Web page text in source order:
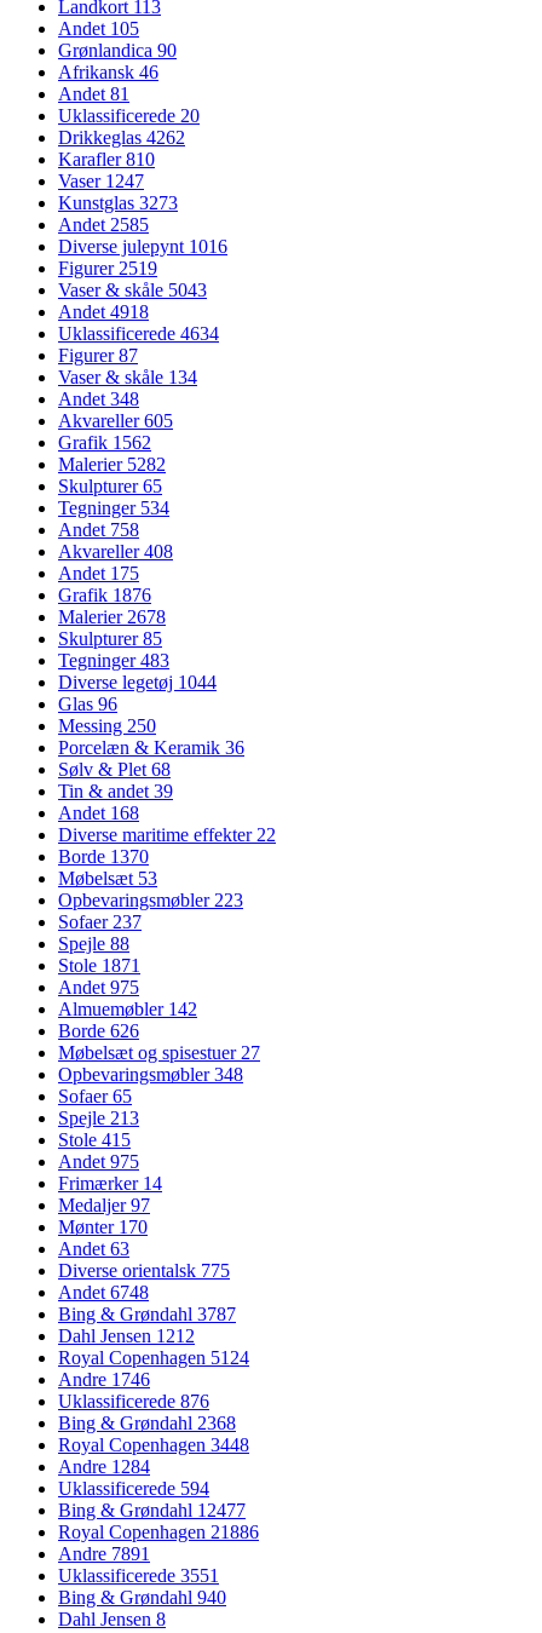
Landkort 113
Andet 105
Grønlandica 90
Afrikansk 46
Andet81
Uklassificerede 20
Drikkeglas 4262
Karafler810
Vaser 1247
Kunstglas 3273
Andet2585
Diverse julepynt 1016
Figurer2519
Vaser & skåle 5043
Andet4918
Uklassificerede 4634
Figurer87
Vaser & skåle 134
Andet348
Akvareller605
Grafik 1562
Malerier 5282
Skulpturer65
Tegninger 534
Andet 758
Akvareller408
Andet 175
Grafik 1876
Malerier2678
Skulpturer85
Tegninger483
Diverse legetøj 1044
Glas 96
Messing 250
Porcelæn & Keramik 36
Sølv & Plet68
Tin & andet39
Andet 168
Diverse maritime effekter22
Borde 1370
Møbelsæt 53
Opbevaringsmøbler223
Sofaer237
Spejle 88
Stole 1871
Andet975
Almuemøbler 142
Borde 626
Møbelsæt og spisestuer27
Opbevaringsmøbler348
Sofaer65
Spejle 213
Stole 415
Andet975
Frimærker 14
Medaljer97
Mønter 170
Andet63
Diverse orientalsk 775
Andet6748
Bing & Grøndahl 3787
Dahl Jensen 1212
Royal Copenhagen 5124
Andre 1746
Uklassificerede 876
Bing & Grøndahl 2368
Royal Copenhagen 3448
Andre 1284
Uklassificerede 594
Bing & Grøndahl 12477
Royal Copenhagen 21886
Andre 7891
Uklassificerede 3551
Bing & Grøndahl 940
Dahl Jensen 8